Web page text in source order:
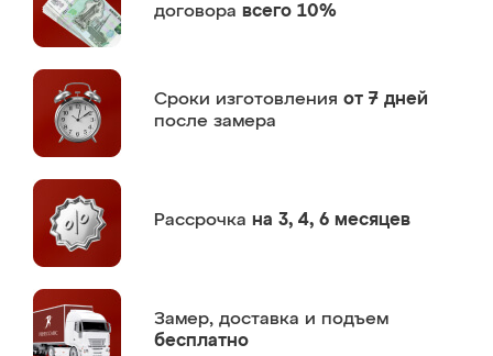
договора всего 10%
Сроки изготовления от 7 дней
после замера
Рассрочка на 3, 4, 6 месяцев
Замер, доставка и подъем
бесплатно